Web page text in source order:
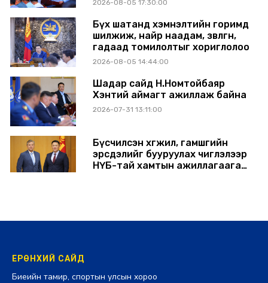
2026-08-05 17:30:00
Бүх шатанд хэмнэлтийн горимд
шилжиж, найр наадам, зөвлөгөөн,
гадаад томилолтыг хориглолоо
2026-08-05 14:44:00
Шадар сайд Н.Номтойбаяр
Хэнтий аймагт ажиллаж байна
2026-07-31 13:11:00
Бүсчилсэн хөгжил, гамшгийн
эрсдэлийг бууруулах чиглэлээр
НҮБ-тай хамтын ажиллагаагаа
ЕРӨНХИЙ САЙД
Биеийн тамир, спортын улсын хороо